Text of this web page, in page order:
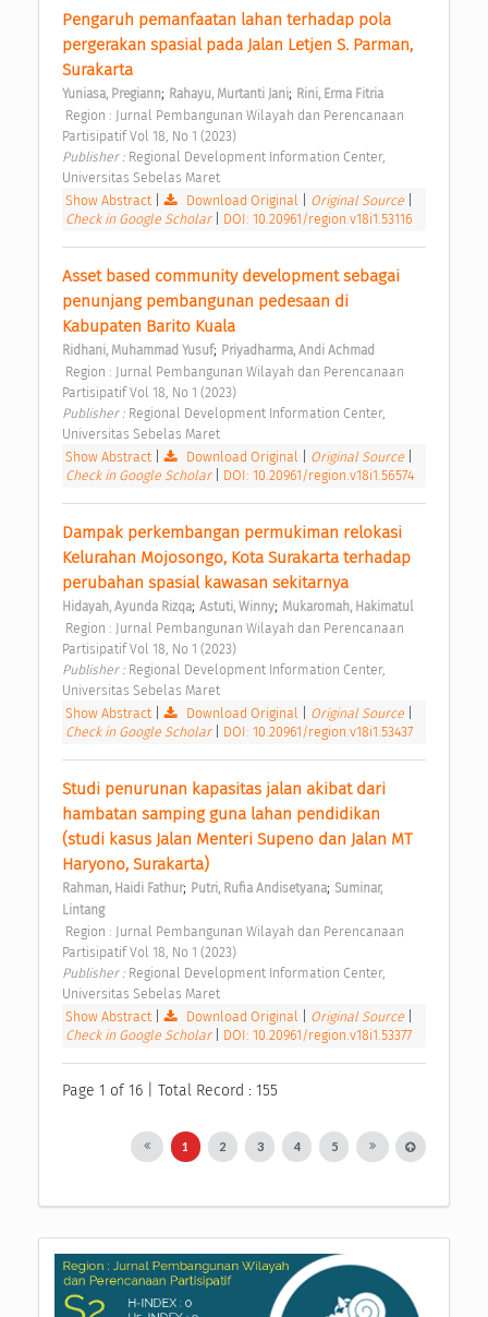
Pengaruh pemanfaatan lahan terhadap pola
pergerakan spasial pada Jalan Letjen S. Parman,
Surakarta
Yuniasa, Pregiann; Rahayu, Murtanti Jani; Rini, Erma Fitria
Partisipatif Vol 18, No 1 (2023)
Publisher : Regional Development Information Center,
Universitas Sebelas Maret
Show Abstract
Download Original Original Source
Check in Google Scholar
DOI: 10.20961/region.v18i1.53116
Asset based community development sebagai
penunjang pembangunan pedesaan di
Kabupaten Barito Kuala
Ridhani, Muhammad Yusuf; Priyadharma, Andi Achmad
Partisipatif Vol 18, No 1 (2023)
Publisher : Regional Development Information Center,
Universitas Sebelas Maret
Show Abstract
Download Original Original Source
Check in Google Scholar
DOI: 10.20961/region.v18i1.56574
Dampak perkembangan permukiman relokasi
Kelurahan Mojosongo, Kota Surakarta terhadap
perubahan spasial kawasan sekitarnya
Hidayah, Ayunda Rizqa; Astuti, Winny; Mukaromah, Hakimatul
Partisipatif Vol 18, No 1 (2023)
Publisher : Regional Development Information Center,
Universitas Sebelas Maret
Show Abstract
Download Original Original Source
Check in Google Scholar
DOI: 10.20961/region.v18i1.53437
Studi penurunan kapasitas jalan akibat dari
hambatan samping guna lahan pendidikan
(studi kasus Jalan Menteri Supeno dan Jalan MT
Haryono, Surakarta)
Rahman, Haidi Fathur; Putri, Rufia Andisetyana; Suminar,
Lintang
Partisipatif Vol 18, No 1 (2023)
Publisher : Regional Development Information Center,
Universitas Sebelas Maret
Show Abstract
Download Original Original Source
Check in Google Scholar
DOI: 10.20961/region.v18i1.53377
Page 1 of 16 | Total Record : 155
1 2 3 4 5